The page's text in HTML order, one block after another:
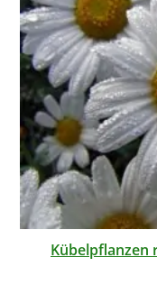
Kübelpflanzen